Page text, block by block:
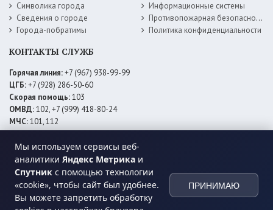
Мы используем сервисы веб-
аналитики Яндекс Метрика и
Спутник с помощью технологии
«cookie», чтобы сайт был удобнее.
Вы можете запретить обработку
ПРИНИМАЮ
Символика города
Сведения о городе
Города-побратимы
Информационные системы
Противопожарная безопасность
Политика конфиденциальности
КОНТАКТЫ СЛУЖБ
Горячая линия:+7 (967) 938-99-99
ЦГБ:+7 (928) 286-50-60
Скорая помощь:103
ОМВД:102, +7 (999) 418-80-24
МЧС:101, 112
ЕДДС:+7 (928) 576-09-83
Электросети:+7 (800) 220-02-20
Даггаз:+7 (928) 980-64-04
Горводоснаб: +7 (928) 559-59-74
Теплоснаб: +7 (928) 873-27-09
МФЦ:+7 (938) 777-82-44